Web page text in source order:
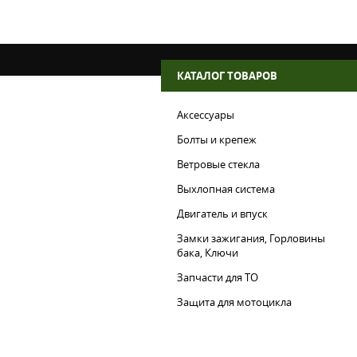
КАТАЛОГ ТОВАРОВ
Аксессуары
Болты и крепеж
Ветровые стекла
Выхлопная система
Двигатель и впуск
Замки зажигания, Горловины
бака, Ключи
Запчасти для ТО
Защита для мотоцикла